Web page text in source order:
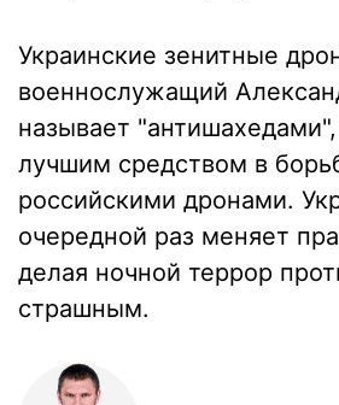
Украинские зенитные
военнослужащий
называет
лучшим средством в
российскими дронами.
очередной раз меняет
делая ночной террор
страшным.